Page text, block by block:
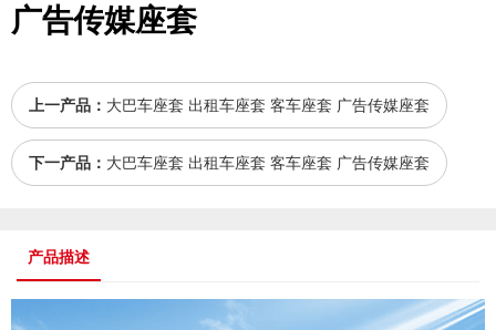
广告传媒座套
上一产品： 大巴车座套 出租车座套 客车座套 广告传媒座套
下一产品： 大巴车座套 出租车座套 客车座套 广告传媒座套
产品描述